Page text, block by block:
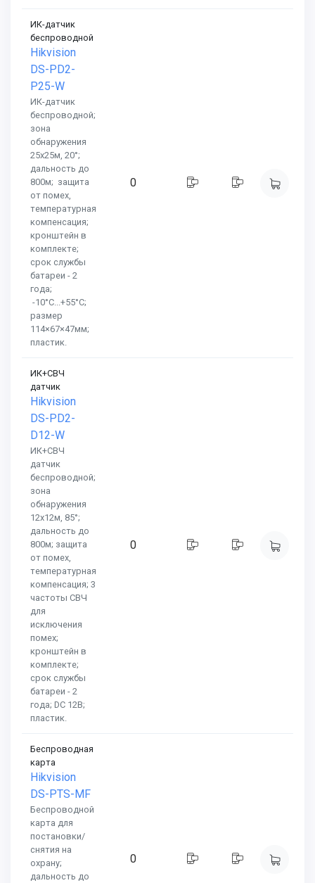
​​​​​​​ИК-датчик
беспроводной
Hikvision
DS-PD2-
P25-W
ИК-датчик
беспроводной;
зона
обнаружения
25х25м, 20°;
дальность до
800м; защита
от помех,
температурная
компенсация;
кронштейн в
комплекте;
срок службы
батареи - 2
года;
-10°C...+55°C;
размер
114×67×47мм;
пластик.
0
ИК+СВЧ
датчик
Hikvision
DS-PD2-
D12-W
ИК+СВЧ
датчик
беспроводной;
зона
обнаружения
12х12м, 85°;
дальность до
800м; защита
от помех,
температурная
компенсация; 3
частоты СВЧ
для
исключения
помех;
кронштейн в
комплекте;
срок службы
батареи - 2
года; DC 12В;
пластик.
0
Беспроводная
карта
Hikvision
DS-PTS-MF
Беспроводной
карта для
постановки/
снятия на
охрану;
дальность до
0